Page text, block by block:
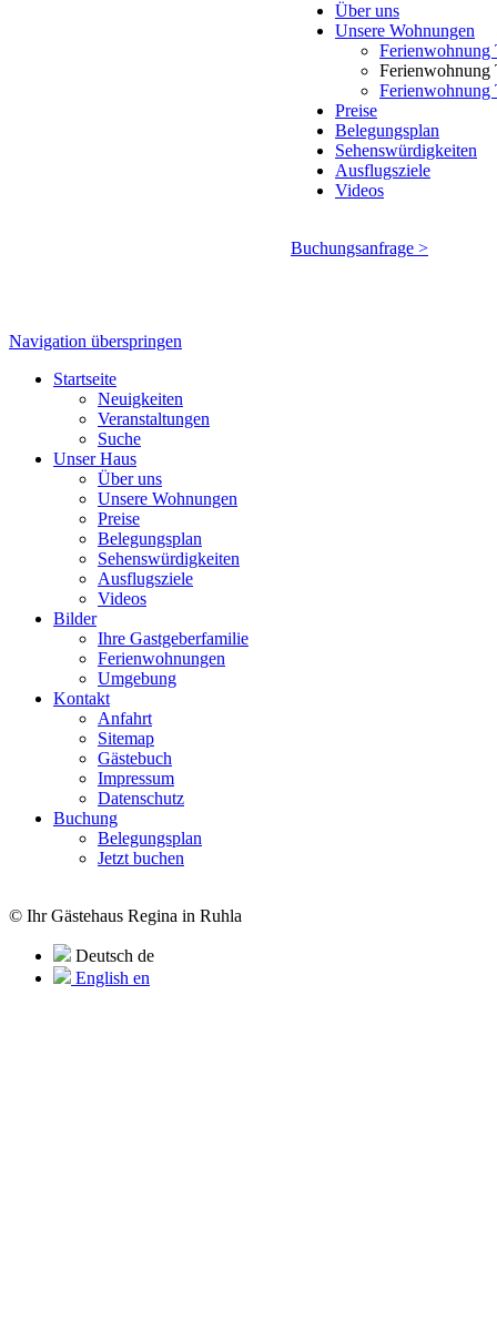
Über uns
Unsere Wohnungen
Ferienwohnung
Ferienwohnung
Ferienwohnung
Preise
Belegungsplan
Sehenswürdigkeiten
Ausflugsziele
Videos
Buchungsanfrage >
Navigation überspringen
Startseite
Neuigkeiten
Veranstaltungen
Suche
Unser Haus
Über uns
Unsere Wohnungen
Preise
Belegungsplan
Sehenswürdigkeiten
Ausflugsziele
Videos
Bilder
Ihre Gastgeberfamilie
Ferienwohnungen
Umgebung
Kontakt
Anfahrt
Sitemap
Gästebuch
Impressum
Datenschutz
Buchung
Belegungsplan
Jetzt buchen
© Ihr Gästehaus Regina in Ruhla
Deutsch de
English en